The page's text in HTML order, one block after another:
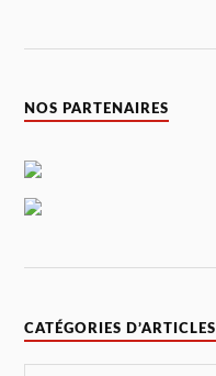
NOS PARTENAIRES
CATÉGORIES D’ARTICLES